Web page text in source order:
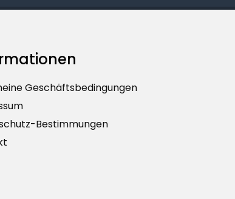
Geschäftsbedingungen
Bestimmungen